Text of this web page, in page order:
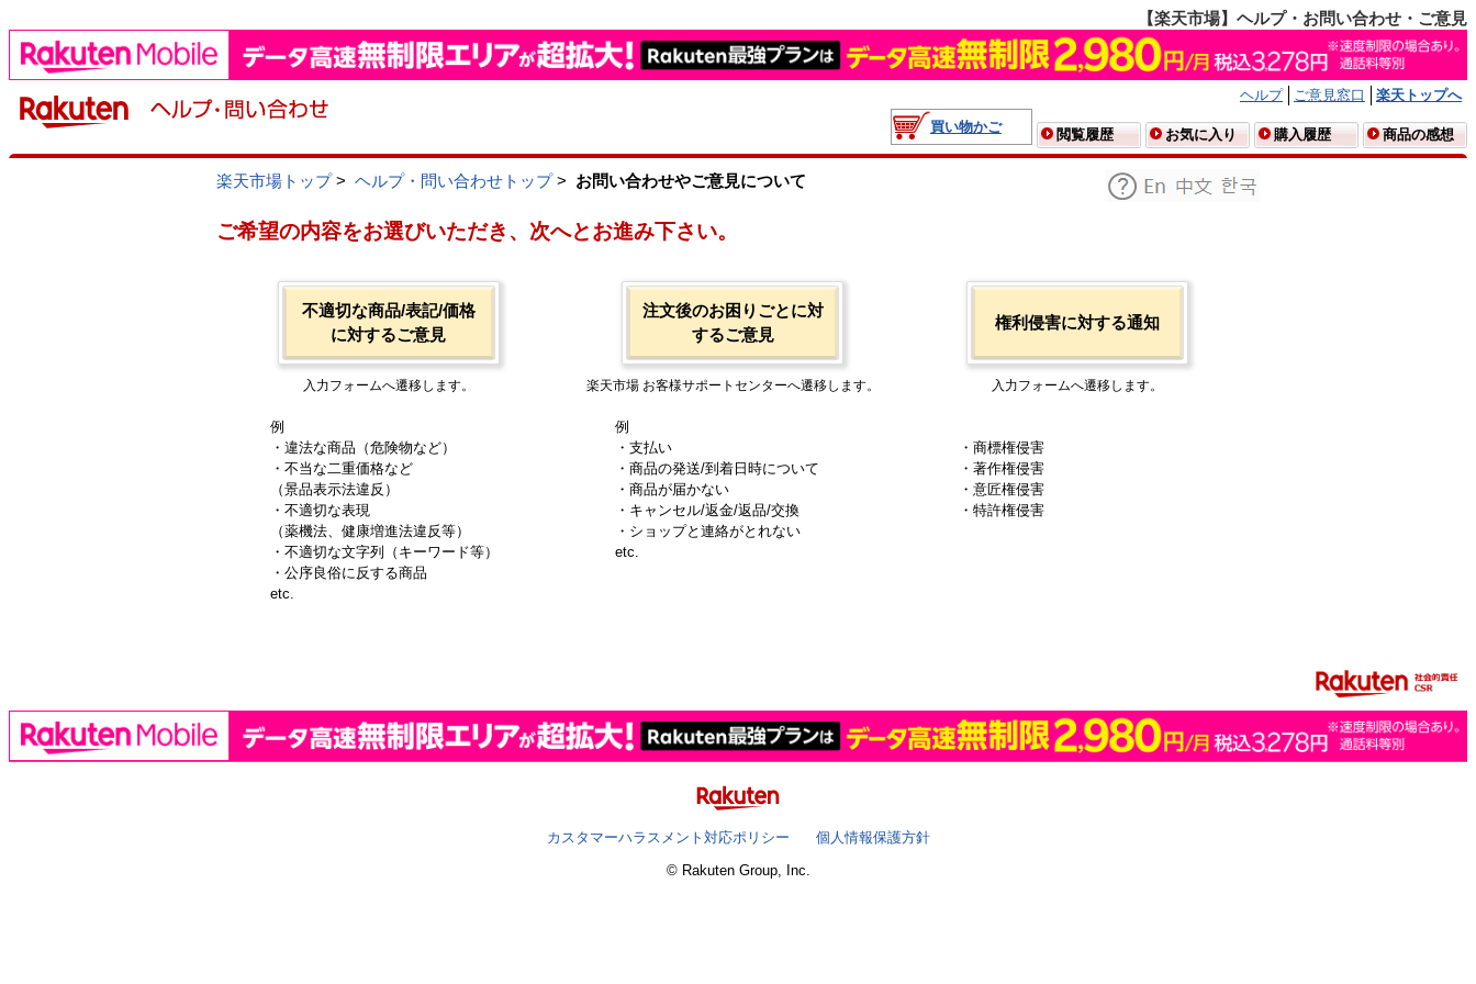
【楽天市場】ヘルプ・お問い合わせ・ご意見
ヘルプ ご意見窓口
楽天トップへ
買い物かご
閲覧履歴 お気に入り 購入履歴 商品の感想
楽天市場トップ> ヘルプ・問い合わせトップ> お問い合わせやご意見について
ご希望の内容をお選びいただき、次へとお進み下さい。
不適切な商品/表記/価格
に対するご意見
入力フォームへ遷移します。
例
・違法な商品（危険物など）
・不当な二重価格など
（景品表示法違反）
・不適切な表現
（薬機法、健康増進法違反等）
・不適切な文字列（キーワード等）
・公序良俗に反する商品
etc.
注文後のお困りごとに対
するご意見
楽天市場 お客様サポートセンターへ遷移します。
例
・支払い
・商品の発送/到着日時について
・商品が届かない
・キャンセル/返金/返品/交換
・ショップと連絡がとれない
etc.
権利侵害に対する通知
入力フォームへ遷移します。
・商標権侵害
・著作権侵害
・意匠権侵害
・特許権侵害
カスタマーハラスメント対応ポリシー
個人情報保護方針
© Rakuten Group, Inc.